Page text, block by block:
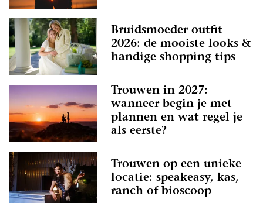
Bruidsmoeder outfit
2026: de mooiste looks &
handige shopping tips
Trouwen in 2027:
wanneer begin je met
plannen en wat regel je
als eerste?
Trouwen op een unieke
locatie: speakeasy, kas,
ranch of bioscoop